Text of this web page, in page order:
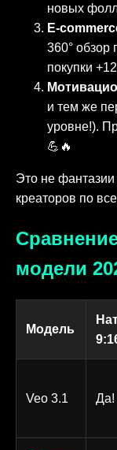
новых
E-
360° обзор
покупки
и тем же
уровне!).
💪🔥
Это не фантазии
креаторов по
модели
Модель
Veo 3.1 Да!